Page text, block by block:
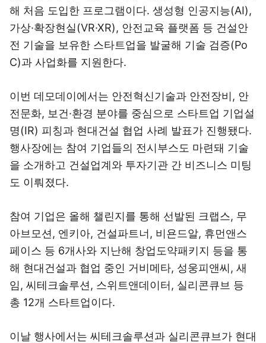
해 처음 도입한 프로그램이다. 생성형 인공지능(AI),
가상·확장현실(VR·XR), 안전교육 플랫폼 등 건설안
전 기술을 보유한 스타트업을 발굴해 기술 검증(Po
C)과 사업화를 지원한다.
이번 데모데이에서는 안전혁신기술과 안전장비, 안
전문화, 보건·환경 분야를 중심으로 스타트업 기업설
명(IR) 피칭과 현대건설 협업 사례 발표가 진행됐다.
행사장에는 참여 기업들의 전시부스도 마련돼 기술
을 소개하고 건설업계와 투자기관 간 비즈니스 미팅
도 이뤄졌다.
참여 기업은 올해 챌린지를 통해 선발된 크랩스, 무
아브모션, 엔키아, 건설파트너, 비욘드알, 휴먼앤스
페이스 등 6개사와 지난해 창업도약패키지 등을 통
해 현대건설과 협업 중인 거비메타, 성웅피앤씨, 새
임, 씨테크솔루션, 스위트앤데이터, 실리콘큐브 등
총 12개 스타트업이다.
이날 행사에서는 씨테크솔루션과 실리콘큐브가 현대